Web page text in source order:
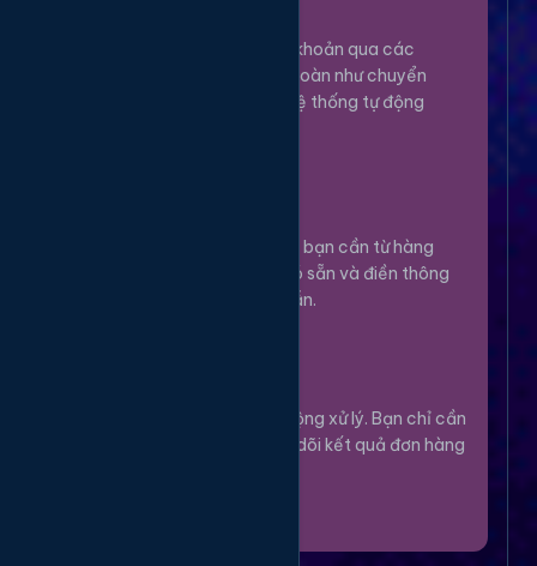
Nạp tiền vào tài khoản qua các
phương thức an toàn như chuyển
khoản, Momo... Hệ thống tự động
Lựa chọn dịch vụ bạn cần từ hàng
ngàn tùy chọn có sẵn và điền thông
tin theo hướng dẫn.
Hệ thống sẽ tự động xử lý. Bạn chỉ cần
thư giãn và theo dõi kết quả đơn hàng